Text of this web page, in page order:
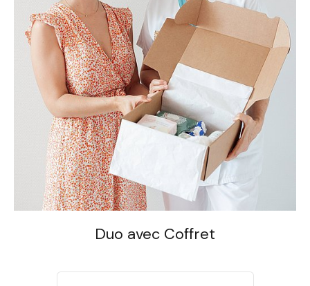
Duo avec Coffret